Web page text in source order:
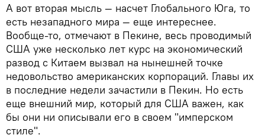
А вот вторая мысль — насчет Глобального Юга, то
есть незападного мира — еще интереснее.
Вообще-то, отмечают в Пекине, весь проводимый
США уже несколько лет курс на экономический
развод с Китаем вызвал на нынешней точке
недовольство американских корпораций. Главы их
в последние недели зачастили в Пекин. Но есть
еще внешний мир, который для США важен, как
бы они ни описывали его в своем "имперском
стиле".